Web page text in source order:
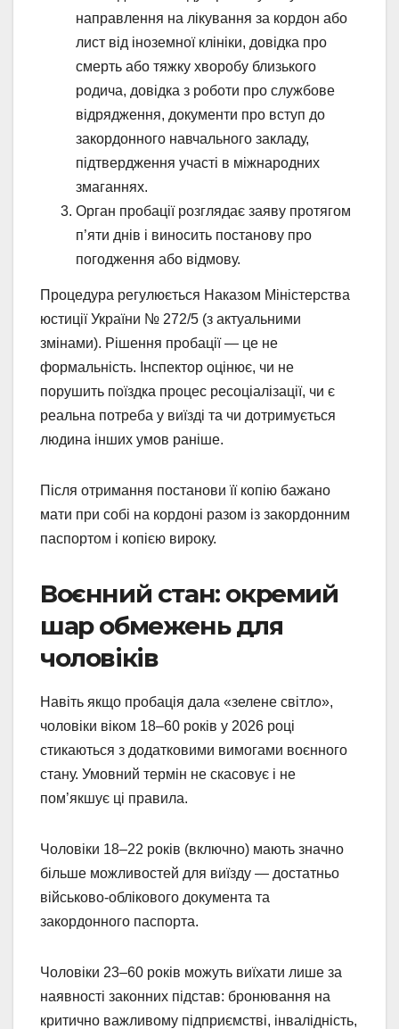
направлення на лікування за кордон або
лист від іноземної клініки, довідка про
смерть або тяжку хворобу близького
родича, довідка з роботи про службове
відрядження, документи про вступ до
закордонного навчального закладу,
підтвердження участі в міжнародних
змаганнях.
Орган пробації розглядає заяву протягом
п’яти днів і виносить постанову про
погодження або відмову.
Процедура регулюється Наказом Міністерства
юстиції України № 272/5 (з актуальними
змінами). Рішення пробації — це не
формальність. Інспектор оцінює, чи не
порушить поїздка процес ресоціалізації, чи є
реальна потреба у виїзді та чи дотримується
людина інших умов раніше.
Після отримання постанови її копію бажано
мати при собі на кордоні разом із закордонним
паспортом і копією вироку.
Воєнний стан: окремий
шар обмежень для
чоловіків
Навіть якщо пробація дала «зелене світло»,
чоловіки віком 18–60 років у 2026 році
стикаються з додатковими вимогами воєнного
стану. Умовний термін не скасовує і не
пом’якшує ці правила.
Чоловіки 18–22 років (включно) мають значно
більше можливостей для виїзду — достатньо
військово-облікового документа та
закордонного паспорта.
Чоловіки 23–60 років можуть виїхати лише за
наявності законних підстав: бронювання на
критично важливому підприємстві, інвалідність,